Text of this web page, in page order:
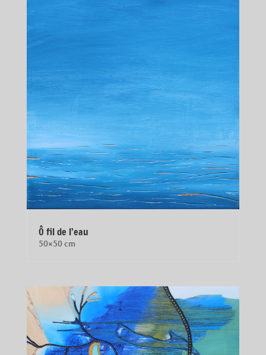
Ô fil de l’eau
50×50 cm